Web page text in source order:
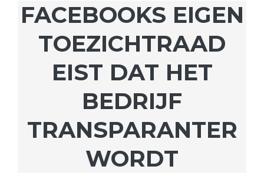
FACEBOOKS EIGEN
TOEZICHTRAAD
EIST DAT HET
BEDRIJF
TRANSPARANTER
WORDT